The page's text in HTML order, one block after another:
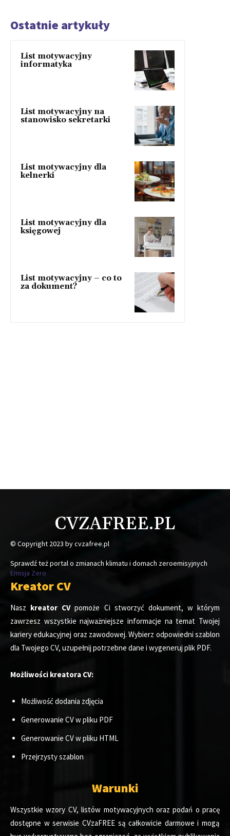
Ostatnie artykuły
List motywacyjny
informatyka
List motywacyjny na
stanowisko sekretarki
List motywacyjny dla
kelnerki
List motywacyjny dla
księgowej
List motywacyjny – co to
za dokument?
CVZAFREE.PL
© Copyright 2023 by cvzafree.pl
Sprawdź też portal o zmianach klimatu i domach zeroemisyjnych
Emisja Zero
Kreator CV
Nasz kreator CVpomoże Ci stworzyć dokument, w którym
zawrzesz wszystkie najważniejsze informacje na temat Twojej
kariery edukacyjnej oraz zawodowej. Wybierz odpowiedni szablon
dla Twojego CV, uzupełnij potrzebne dane i wygeneruj plik PDF.
Możliwości kreatora CV:
Możliwość dodania zdjęcia
Generowanie CV w pliku PDF
Generowanie CV w pliku HTML
Przejrzysty szablon
Warunki
Wszystkie wzory CV, listów motywacyjnych oraz podań o pracę
dostępne w serwisie CVzaFREE są całkowicie darmowe i mogą